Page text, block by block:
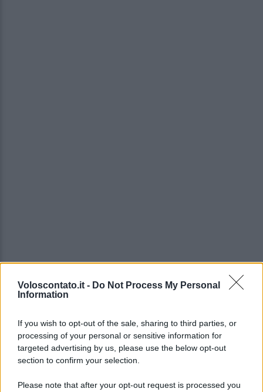
Voloscontato.it - Do Not Process My Personal
Information
If you wish to opt-out of the sale, sharing to third parties, or
processing of your personal or sensitive information for
targeted advertising by us, please use the below opt-out
section to confirm your selection.
Please note that after your opt-out request is processed you
Per conoscere i migliori locali dove prendere un
deldivertimento consultaLido di Camaiore
discoteche e locali notturni .
Lido di Camaiore immagini e
foto